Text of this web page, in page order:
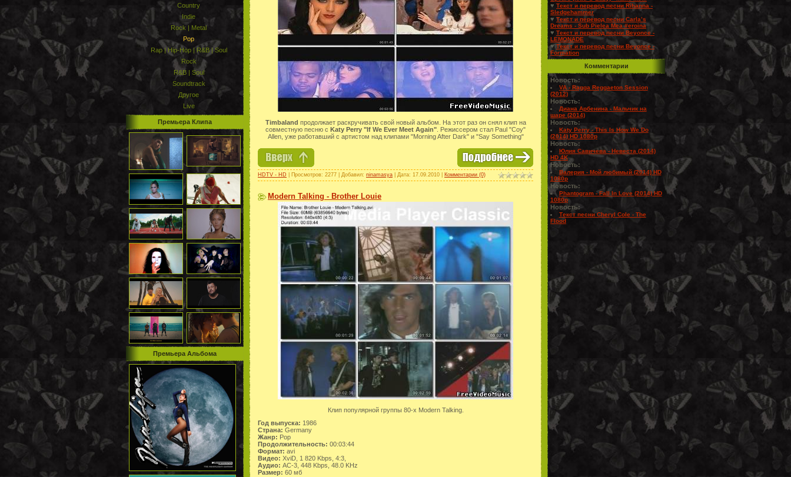
Country
Indie
Rock | Metal
Pop
Rap | Hip-Hop | R&B | Soul
Rock
R&B | Soul
Soundtrack
Другое
Live
Премьера Клипа
Премьера Альбома
Timbaland продолжает раскручивать свой новый альбом. На этот раз он снял клип на
совместную песню с Katy Perry "If We Ever Meet Again" . Режиссером стал Paul "Coy"
Allen, уже работавший с артистом над клипами "Morning After Dark" и "Say Something"
HDTV - HD | Просмотров: 2277 | Добавил: ninamasya | Дата: 17.09.2010 Комментарии (0)
Modern Talking - Brother Louie
Клип популярной группы 80-х Modern Talking.
Год выпуска: 1986
Страна: Germany
Жанр: Pop
Продолжительность: 00:03:44
Формат: avi
Видео: XviD, 1 820 Kbps, 4:3,
Аудио: AC-3, 448 Kbps, 48.0 KHz
Размер: 60 мб
♥ Текст и перевод песни Rihanna -
Sledgehammer
♥ Текст и перевод песни Carla’s
Dreams - Sub Pielea Mea #eroina
♥ Текст и перевод песни Beyonce -
LEMONADE
♥Текст и перевод песни Beyonce -
Formation
Комментарии
Новость:
VA - Ragga Reggaeton Session
(2012)
Новость:
Диана Арбенина - Мальчик на
шаре (2014)
Новость:
Katy Perry - This Is How We Do
(2014) HD 1080p
Новость:
Юлия Савичева - Невеста (2014)
HD 4K
Новость:
Валерия - Мой любимый (2014) HD
1080p
Новость:
Phantogram - Fall In Love (2014) HD
1080p
Новость:
Текст песни Cheryl Cole - The
Flood